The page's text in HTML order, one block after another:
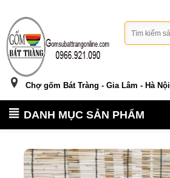
Chợ gốm Bát Tràng - Gia Lâm - Hà Nội
DANH MỤC SẢN PHẨM